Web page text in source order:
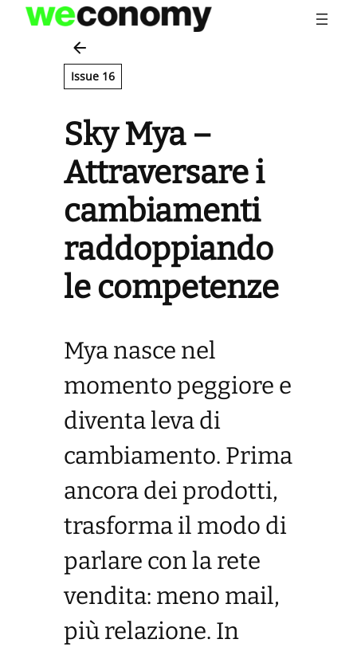
Vai
contenuto
Issue 16
Sky Mya –
Attraversare i
cambiamenti
raddoppiando
le competenze
Mya nasce nel
momento peggiore e
diventa leva di
cambiamento. Prima
ancora dei prodotti,
trasforma il modo di
parlare con la rete
vendita: meno mail,
più relazione. In